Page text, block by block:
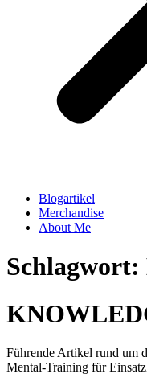
Blogartikel
Merchandise
About Me
Führende Artikel rund um
Mental-Training für